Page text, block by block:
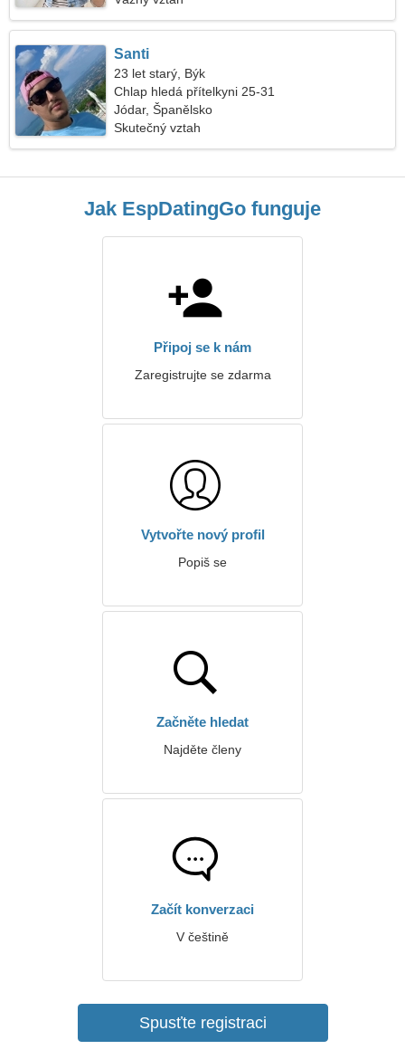
Santi
23 let starý, Býk
Chlap hledá přítelkyni 25-31
Jódar, Španělsko
Skutečný vztah
Jak EspDatingGo funguje
Připoj se k nám
Zaregistrujte se zdarma
Vytvořte nový profil
Popiš se
Začněte hledat
Najděte členy
Začít konverzaci
V češtině
Spusťte registraci